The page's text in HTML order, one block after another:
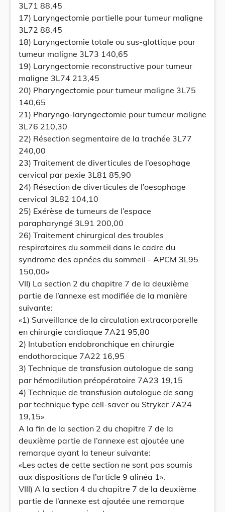
3L71 88,45
17) Laryngectomie partielle pour tumeur maligne
3L72 88,45
18) Laryngectomie totale ou sus-glottique pour
tumeur maligne 3L73 140,65
19) Laryngectomie reconstructive pour tumeur
maligne 3L74 213,45
20) Pharyngectomie pour tumeur maligne 3L75
140,65
21) Pharyngo-laryngectomie pour tumeur maligne
3L76 210,30
22) Résection segmentaire de la trachée 3L77
240,00
23) Traitement de diverticules de l’oesophage
cervical par pexie 3L81 85,90
24) Résection de diverticules de l’oesophage
cervical 3L82 104,10
25) Exérèse de tumeurs de l’espace
parapharyngé 3L91 200,00
26) Traitement chirurgical des troubles
respiratoires du sommeil dans le cadre du
syndrome des apnées du sommeil - APCM 3L95
150,00»
VII) La section 2 du chapitre 7 de la deuxième
partie de l’annexe est modifiée de la manière
suivante:
«1) Surveillance de la circulation extracorporelle
en chirurgie cardiaque 7A21 95,80
2) Intubation endobronchique en chirurgie
endothoracique 7A22 16,95
3) Technique de transfusion autologue de sang
par hémodilution préopératoire 7A23 19,15
4) Technique de transfusion autologue de sang
par technique type cell-saver ou Stryker 7A24
19,15»
A la fin de la section 2 du chapitre 7 de la
deuxième partie de l’annexe est ajoutée une
remarque ayant la teneur suivante:
«Les actes de cette section ne sont pas soumis
aux dispositions de l’article 9 alinéa 1».
VIII) A la section 4 du chapitre 7 de la deuxième
partie de l’annexe est ajoutée une remarque